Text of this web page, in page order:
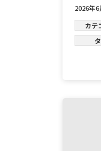
2026年6
カテ